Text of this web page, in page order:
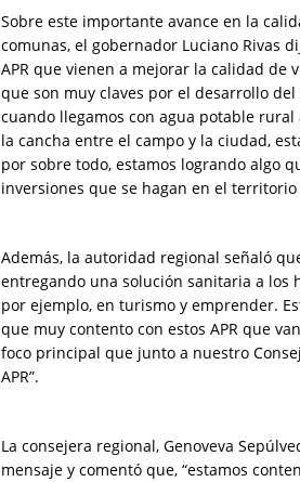
Sobre este importante avance en la
comunas, el gobernador Luciano Rivas
APR que vienen a mejorar la calidad de
que son muy claves por el desarrollo
cuando llegamos con agua potable
la cancha entre el campo y la ciudad,
por sobre todo, estamos logrando algo
inversiones que se hagan en el
Además, la autoridad regional señaló
entregando una solución sanitaria a los
por ejemplo, en turismo y emprender.
que muy contento con estos APR que
foco principal que junto a nuestro
APR”.
La consejera regional, Genoveva
mensaje y comentó que, “estamos